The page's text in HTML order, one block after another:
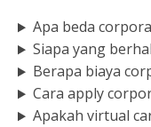
Apa beda
Siapa yang
Berapa biaya
Cara apply
Apakah virtual